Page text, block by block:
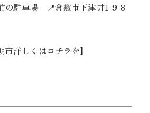
の駐車場 📍倉敷市下津井1-9-8
市詳しくはコチラを】